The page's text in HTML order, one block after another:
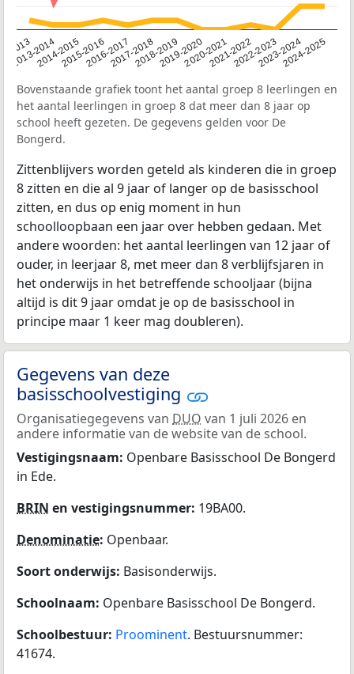
2013
2013-2014
2014-20152015-20162016-20172017-20182018-20192019-20202020-20212021-20222022-20232023-20242024-2025
Bovenstaande grafiek toont het aantal groep 8 leerlingen en
het aantal leerlingen in groep 8 dat meer dan 8 jaar op
school heeft gezeten. De gegevens gelden voor De
Bongerd.
Zittenblijvers worden geteld als kinderen die in groep
8 zitten en die al 9 jaar of langer op de basisschool
zitten, en dus op enig moment in hun
schoolloopbaan een jaar over hebben gedaan. Met
andere woorden: het aantal leerlingen van 12 jaar of
ouder, in leerjaar 8, met meer dan 8 verblijfsjaren in
het onderwijs in het betreffende schooljaar (bijna
altijd is dit 9 jaar omdat je op de basisschool in
principe maar 1 keer mag doubleren).
Gegevens van deze
basisschoolvestiging
Organisatiegegevens van DUO van 1 juli 2026 en
andere informatie van de website van de school.
Vestigingsnaam: Openbare Basisschool De Bongerd
in Ede.
BRIN en vestigingsnummer: 19BA00.
Denominatie: Openbaar.
Soort onderwijs: Basisonderwijs.
Schoolnaam: Openbare Basisschool De Bongerd.
Schoolbestuur: Proominent. Bestuursnummer:
41674.